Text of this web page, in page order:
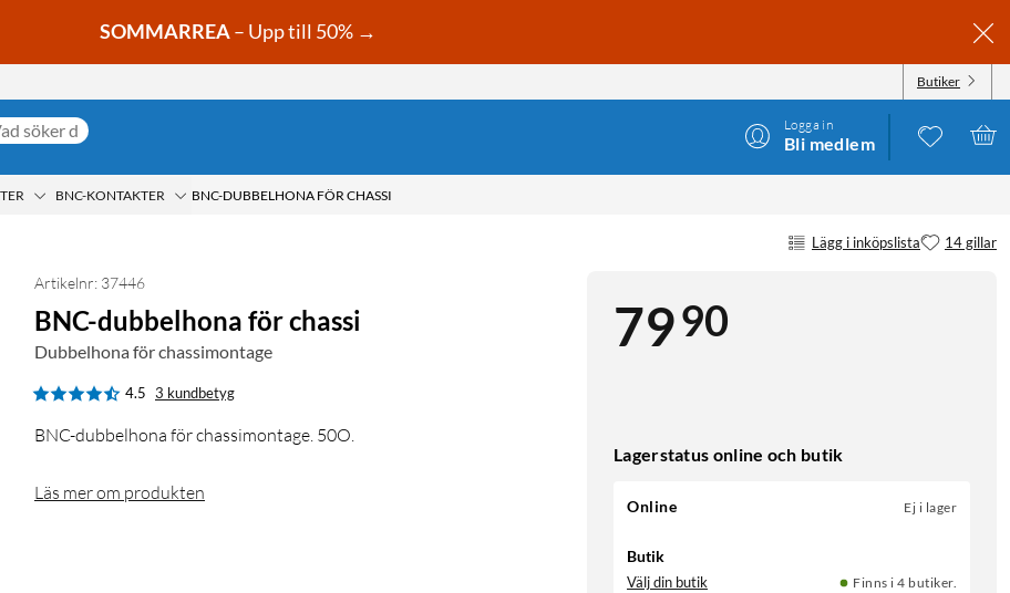
SOMMARREA– Upp till 50% →
Butiker
Logga in
Bli medlem
BNC-KONTAKTER BNC-DUBBELHONA FÖR CHASSI
Lägg i inköpslista 14 gillar
7990
Lagerstatus online och butik
Online Ej i lager
Butik
Välj din butik Finns i 4 butiker.
Artikelnr: 37446
BNC-dubbelhona för chassi
Dubbelhona för chassimontage
4.5 3 kundbetyg
BNC-dubbelhona för chassimontage. 50O.
Läs mer om produkten